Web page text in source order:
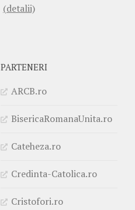
(detalii)
PARTENERI
ARCB.ro
BisericaRomanaUnita.ro
Cateheza.ro
Credinta-Catolica.ro
Cristofori.ro